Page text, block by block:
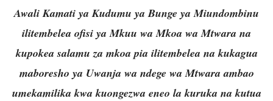
Awali Kamati ya Kudumu ya Bunge ya Miundombinu
ilitembelea ofisi ya Mkuu wa Mkoa wa Mtwara na
kupokea salamu za mkoa pia ilitembelea na kukagua
maboresho ya Uwanja wa ndege wa Mtwara ambao
umekamilika kwa kuongezwa eneo la kuruka na kutua